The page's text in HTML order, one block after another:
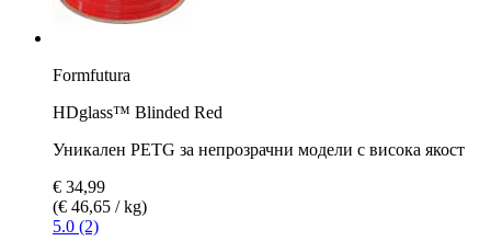
Formfutura
HDglass™ Blinded Red
Уникален PETG за непрозрачни модели с висока якост
€ 34,99
(€ 46,65 / kg)
5.0 (2)